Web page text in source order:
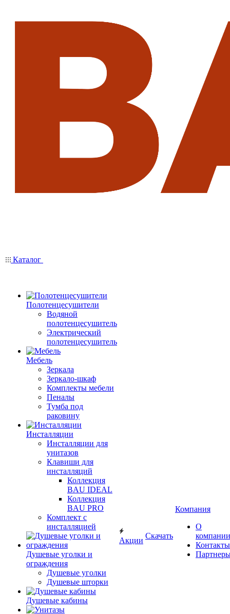
Каталог
Полотенцесушители
Водяной
полотенцесушитель
Электрический
полотенцесушитель
Мебель
Зеркала
Зеркало-шкаф
Комплекты мебели
Пеналы
Тумба под
раковину
Инсталляции
Инсталляции для
унитазов
Клавиши для
инсталляций
Коллекция
BAU IDEAL
Коллекция
BAU PRO
Комплект с
инсталляцией
Душевые уголки и
ограждения
Душевые уголки
Душевые шторки
Душевые кабины
Акции
Скачать
Компания
О
компании
Контакты